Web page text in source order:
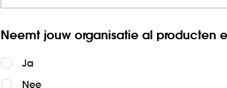
Neemt jouw organisatie al producten
Ja
Nee